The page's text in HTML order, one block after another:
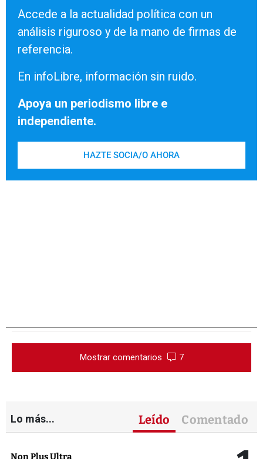
Accede a la actualidad política con un
análisis riguroso y de la mano de firmas de
referencia.
En infoLibre, información sin ruido.
Apoya un periodismo libre e
independiente.
HAZTE SOCIA/O AHORA
Mostrar comentarios 7
Lo más... Leído Comentado
Non Plus Ultra